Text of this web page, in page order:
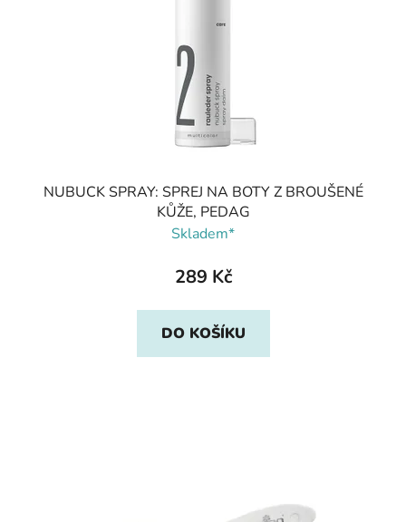
NUBUCK SPRAY: SPREJ NA BOTY Z BROUŠENÉ
KŮŽE, PEDAG
Skladem*
289 Kč
DO KOŠÍKU